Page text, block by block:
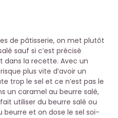
de pâtisserie, on met plutôt
sauf si c’est précisé
dans la recette. Avec un
plus vite d’avoir un
trop le sel et ce n’est pas le
un caramel au beurre salé,
utiliser du beurre salé ou
beurre et on dose le sel soi-